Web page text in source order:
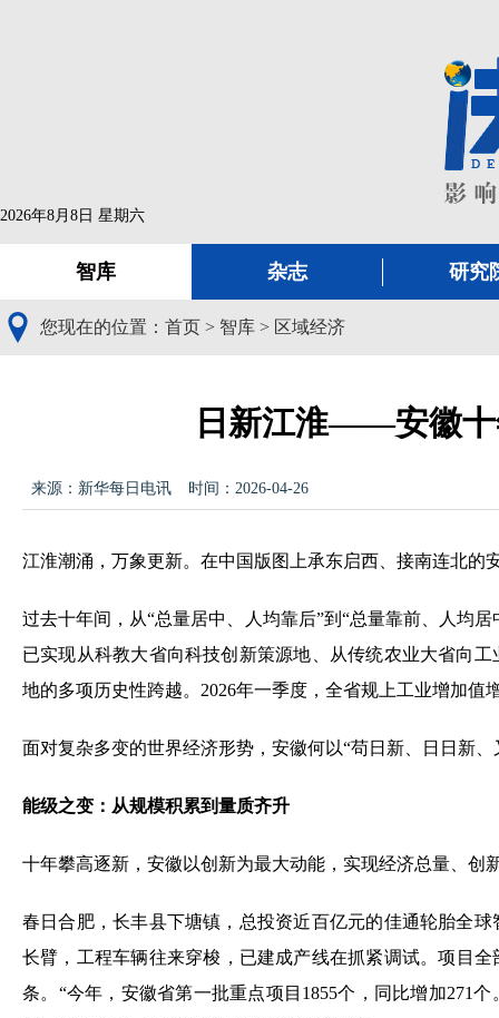
2026年8月8日 星期六
智库 杂志 研究
您现在的位置： 首页 > 智库 > 区域经济
日新江淮——安徽十
来源：新华每日电讯 时间：2026-04-26
江淮潮涌，万象更新。在中国版图上承东启西、接南连北的
过去十年间，从“总量居中、人均靠后”到“总量靠前、人均
已实现从科教大省向科技创新策源地、从传统农业大省向
地的多项历史性跨越。2026年一季度，全省规上工业增加值
面对复杂多变的世界经济形势，安徽何以“苟日新、日日新、
能级之变：从规模积累到量质齐升
十年攀高逐新，安徽以创新为最大动能，实现经济总量、创
春日合肥，长丰县下塘镇，总投资近百亿元的佳通轮胎全
长臂，工程车辆往来穿梭，已建成产线在抓紧调试。项目
条。“今年，安徽省第一批重点项目1855个，同比增加271